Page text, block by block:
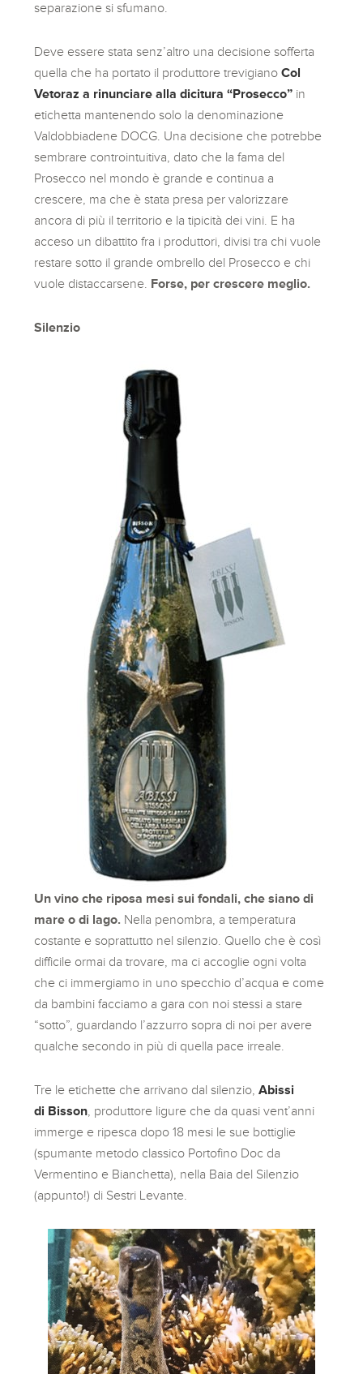
separazione si sfumano.
Deve essere stata senz’altro una decisione sofferta
quella che ha portato il produttore trevigianoCol
Vetoraz a rinunciare alla dicitura “Prosecco” in
etichetta mantenendo solo la denominazione
Valdobbiadene DOCG. Una decisione che potrebbe
sembrare controintuitiva, dato che la fama del
Prosecco nel mondo è grande e continua a
crescere, ma che è stata presa per valorizzare
ancora di più il territorio e la tipicità dei vini. E ha
acceso un dibattito fra i produttori, divisi tra chi vuole
restare sotto il grande ombrello del Prosecco e chi
vuole distaccarsene. Forse, per crescere meglio.
Silenzio
Un vino che riposa mesi sui fondali, che siano di
mare o di lago. Nella penombra, a temperatura
costante e soprattutto nel silenzio. Quello che è così
difficile ormai da trovare, ma ci accoglie ogni volta
che ci immergiamo in uno specchio d’acqua e come
da bambini facciamo a gara con noi stessi a stare
“sotto”, guardando l’azzurro sopra di noi per avere
qualche secondo in più di quella pace irreale.
Tre le etichette che arrivano dal silenzio,Abissi
di Bisson , produttore ligure che da quasi vent’anni
immerge e ripesca dopo 18 mesi le sue bottiglie
(spumante metodo classico Portofino Doc da
Vermentino e Bianchetta), nella Baia del Silenzio
(appunto!) di Sestri Levante.